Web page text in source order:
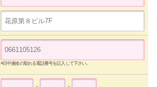
※日中連絡の取れる電話番号を記入して下さい。